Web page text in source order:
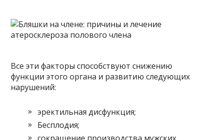
Все эти факторы способствуют снижению
функции этого органа и развитию следующих
нарушений:
эректильная дисфункция;
Бесплодия;